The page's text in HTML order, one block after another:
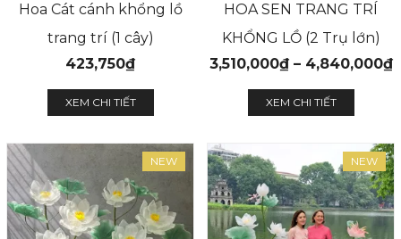
Hoa Cát cánh khổng lồ
trang trí (1 cây)
423,750₫
XEM CHI TIẾT
HOA SEN TRANG TRÍ
KHỔNG LỒ (2 Trụ lớn)
3,510,000₫– 4,840,000₫
XEM CHI TIẾT
NEW NEW